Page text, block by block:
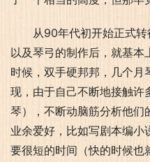
从90年代初开始正式
以及琴弓的制作后，就基本
时候，双手硬邦邦，几个
现，由于自己不断地接触许
琴），不断动脑筋分析他们
业余爱好，比如写剧本编小
要很短的时间（快的时候